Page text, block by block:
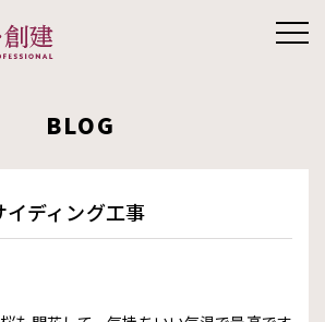
BLOG
ディング工事